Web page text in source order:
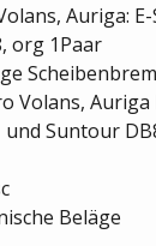
Auriga:
org 1Paar
Volans, Auriga
Suntour
Beläge